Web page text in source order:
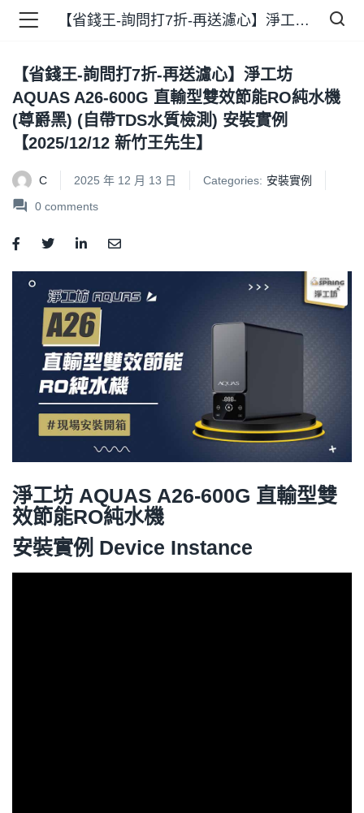
)
)
)
王 )
【省錢王-詢問打7折-再送濾心】淨工坊 AQUAS A26-600G 直輸型雙效節能RO純水機 (尊爵黑) (自帶TDS水質檢測) 安裝實例【2025/12/12 新竹王先生】
【省錢王-詢問打7折-再送濾心】淨工坊
AQUAS A26-600G 直輸型雙效節能RO純水機
(尊爵黑) (自帶TDS水質檢測) 安裝實例
【2025/12/12 新竹王先生】
C 2025 年 12 月 13 日 Categories: 安裝實例
0 comments
淨工坊 AQUAS A26-600G 直輸型雙
效節能RO純水機
安裝實例 Device Instance